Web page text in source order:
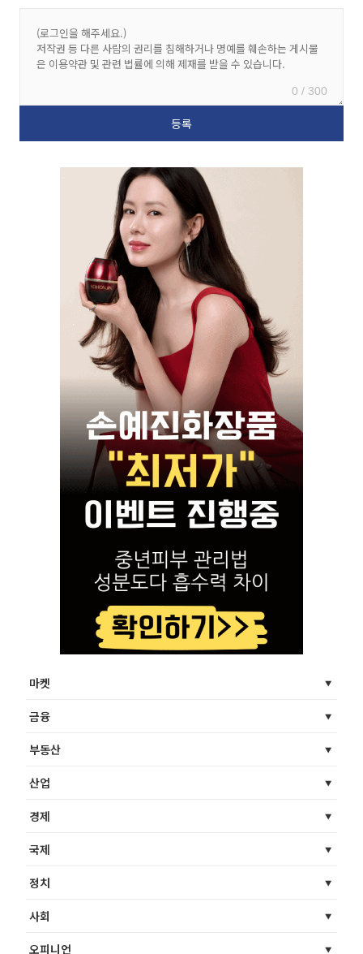
0 / 300
마켓
금융
부동산
산업
경제
국제
정치
사회
오피니언